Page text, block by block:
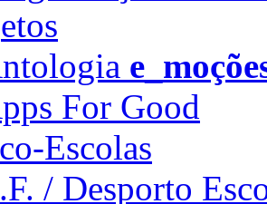
For Good
Escolas
/ Desporto